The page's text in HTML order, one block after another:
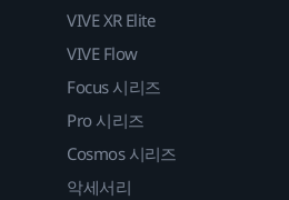
VIVE XR Elite
VIVE Flow
Focus 시리즈
Pro 시리즈
Cosmos 시리즈
악세서리